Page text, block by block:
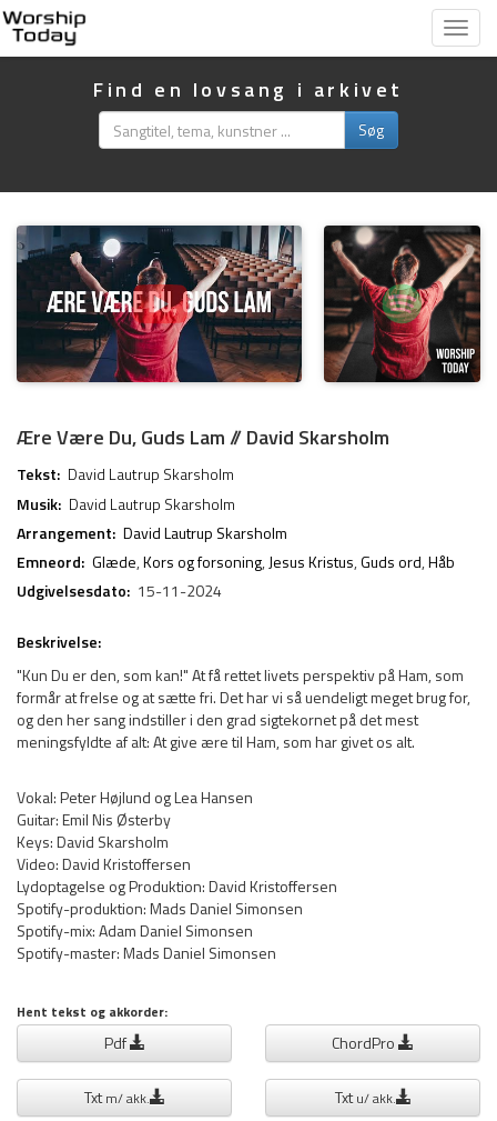
Vis
Find en lovsang i arkivet
Søg
Ære Være Du, Guds Lam // David Skarsholm
Tekst: David Lautrup Skarsholm
Musik: David Lautrup Skarsholm
Arrangement: David Lautrup Skarsholm
Emneord: Glæde,Kors og forsoning,Jesus Kristus,Guds ord,Håb
Udgivelsesdato: 15-11-2024
Beskrivelse:
"Kun Du er den, som kan!" At få rettet livets perspektiv på Ham, som
formår at frelse og at sætte fri. Det har vi så uendeligt meget brug for,
og den her sang indstiller i den grad sigtekornet på det mest
meningsfyldte af alt: At give ære til Ham, som har givet os alt.
Vokal: Peter Højlund og Lea Hansen
Guitar: Emil Nis Østerby
Keys: David Skarsholm
Video: David Kristoffersen
Lydoptagelse og Produktion: David Kristoffersen
Spotify-produktion: Mads Daniel Simonsen
Spotify-mix: Adam Daniel Simonsen
Spotify-master: Mads Daniel Simonsen
Hent tekst og akkorder:
Pdf ChordPro
Txtm/ akk. Txtu/ akk.